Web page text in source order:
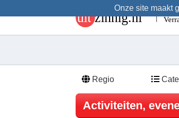
Onze site maakt
Regio
Activiteiten,